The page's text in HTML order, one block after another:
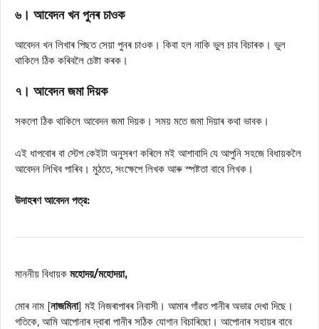
৬। আবেদন খন পুনৰ চাওক
আবেদন খন লিখাৰ পিছত সেয়া পুনৰ চাওক। কিবা হল নাকি ভুল চাব বিচাৰক। ভুল
থাকিলে ঠিক কৰিবলৈ চেষ্টা কৰক।
৭। আবেদন জমা দিয়ক
সকলো ঠিক থাকিলে আবেদন জমা দিয়ক। সময় মতে জমা দিয়াৰ কথা ভাবক।
এই ধাপবোৰ বা স্টেপ কেইটা অনুসৰণ কৰিলে মই আশাবাদি যে আপুনি সহজে বিধায়কলৈ
আবেদন লিখিব পাৰিব। মুঠতে, সংক্ষেপে লিখক আৰু স্পষ্টতা বাবে লিখক।
উদাহৰণ আবেদন পত্র:
মাননীয় বিধায়ক মহোদয়/মহোদয়া,
মোৰ নাম [নাজমিনা] মই নিজৰাপাৰৰ নিবাসী। আমাৰ গাঁৱত পানীৰ অভাৱ দেখা দিছে।
গতিকে, আমি আপোনাৰ দ্বাৰা পানীৰ সঠিক যোগান বিচাৰিছো। আপোনাৰ সহায়ৰ বাবে